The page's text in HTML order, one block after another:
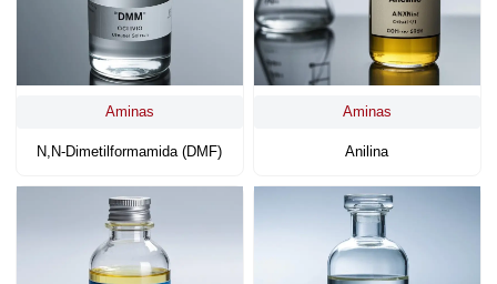
Aminas
N,N-Dimetilformamida (DMF)
Aminas
Anilina